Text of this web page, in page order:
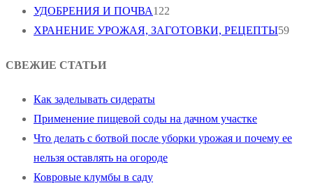
УДОБРЕНИЯ И ПОЧВА122
ХРАНЕНИЕ УРОЖАЯ, ЗАГОТОВКИ, РЕЦЕПТЫ59
СВЕЖИЕ СТАТЬИ
Как заделывать сидераты
Применение пищевой соды на дачном участке
Что делать с ботвой после уборки урожая и почему ее
нельзя оставлять на огороде
Ковровые клумбы в саду